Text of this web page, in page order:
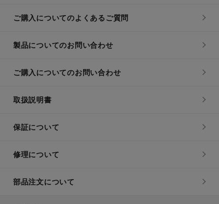
ご購入についてのよくあるご質問
製品についてのお問い合わせ
ご購入についてのお問い合わせ
取扱説明書
保証について
修理について
部品注文について